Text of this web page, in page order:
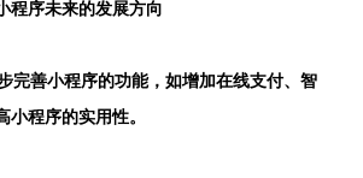
程序未来的发展方向
完善小程序的功能，如增加在线支付、智
程序的实用性。